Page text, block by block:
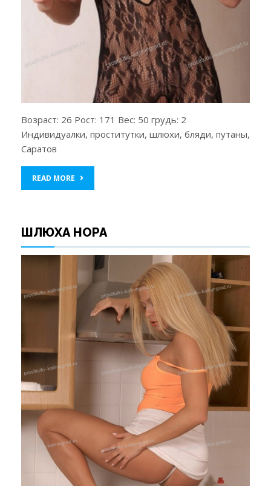
Возраст: 26 Рост: 171 Вес: 50 грудь: 2
Индивидуалки, проститутки, шлюхи, бляди, путаны,
Саратов
READ MORE
ШЛЮХА НОРА